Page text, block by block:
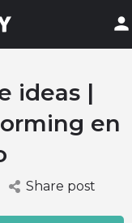
ideas |
en
Share post